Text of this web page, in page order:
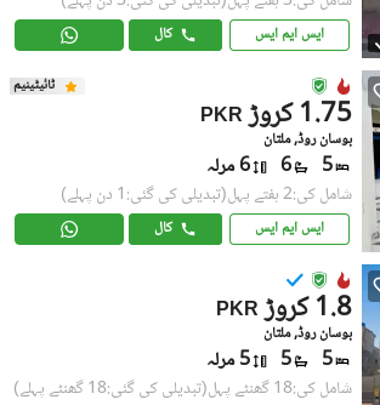
ایس ایم ایس کال
ٹائیٹینیم
PKR 1.75 کروڑ
بوسان روڈ, ملتان
5
6 6 مرلہ
شامل کی:2 ہفتے پہل (تبدیلی کی گئی:1 دن پہلے)
ایس ایم ایس کال
PKR 1.8 کروڑ
بوسان روڈ, ملتان
5
5 5 مرلہ
شامل کی:18 گھنٹے پہل (تبدیلی کی گئی:18 گھنٹے پہلے)